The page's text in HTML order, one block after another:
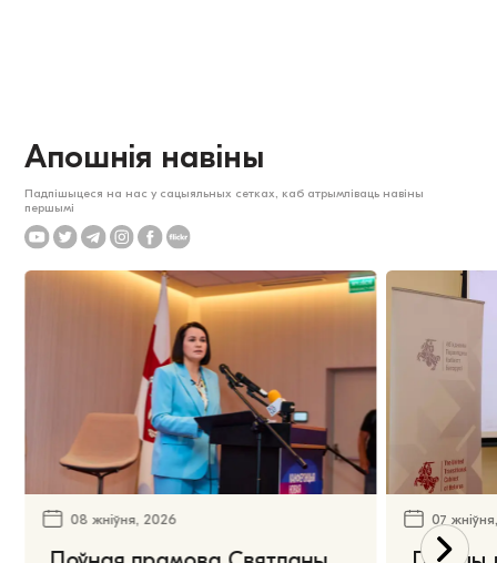
Апошнія навіны
Падпішыцеся на нас у сацыяльных сетках, каб атрымліваць навіны
першымі
08 жніўня, 2026 07